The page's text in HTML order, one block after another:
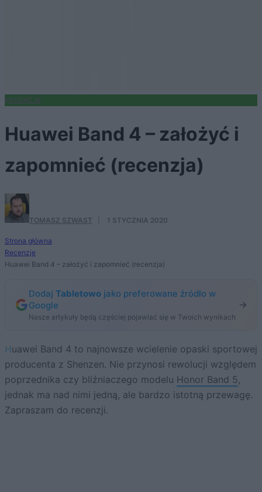
RECENZJE
Huawei Band 4 – założyć i
zapomnieć (recenzja)
TOMASZ SZWAST 1 STYCZNIA 2020
Strona główna
Recenzje
Huawei Band 4 – założyć i zapomnieć (recenzja)
Dodaj Tabletowo jako preferowane źródło w
Google
Nasze artykuły będą częściej pojawiać się w Twoich wynikach
Huawei Band 4 to najnowsze wcielenie opaski sportowej
producenta z Shenzen. Nie przynosi rewolucji względem
poprzednika czy bliźniaczego modelu Honor Band 5,
jednak ma nad nimi jedną, ale bardzo istotną przewagę.
Zapraszam do recenzji.